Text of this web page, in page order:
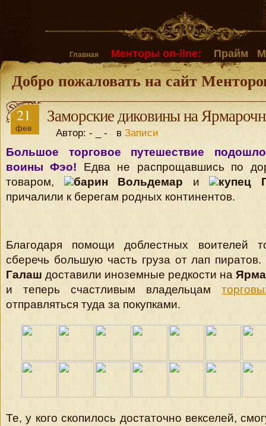
Главная Менторы on-line: Прайм
Добро пожаловать на сайт
21
фев
Заморские диковины на
Автор: - _ - в Записи
Большое торговое путешествие
воины Фэо! Едва не распрощавшись по
товаром,
барин Вольдемар и
купец
причалили к берегам родных континентов.
Благодаря помощи доблестных воителей
сберечь большую часть груза от лап пиратов.
Галаш доставили иноземные редкости на
и теперь счастливым владельцам
отправляться туда за покупками.
Те, у кого скопилось достаточно векселей,